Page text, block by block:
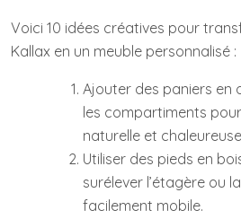
Voici 10 idées créatives pour
Kallax en un meuble personnalisé :
Ajouter des paniers en
les compartiments
naturelle et
Utiliser des pieds en
surélever l’étagère ou
facilement mobile.